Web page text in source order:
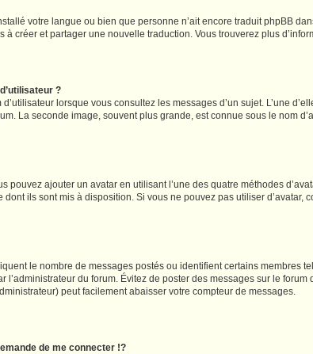
votre langue ou bien que personne n’ait encore traduit phpBB
à créer et partager une nouvelle traduction. Vous trouverez plus
?
lorsque vous consultez les messages d’un sujet. L’une
La seconde image, souvent plus grande, est connue sous le nom
pouvez ajouter un avatar en utilisant l’une des quatre méthodes
ils sont mis à disposition. Si vous ne pouvez pas utiliser d’avatar,
le nombre de messages postés ou identifient certains membres
l’administrateur du forum. Évitez de poster des messages sur le
peut facilement abaisser votre compteur de messages.
de me connecter !?